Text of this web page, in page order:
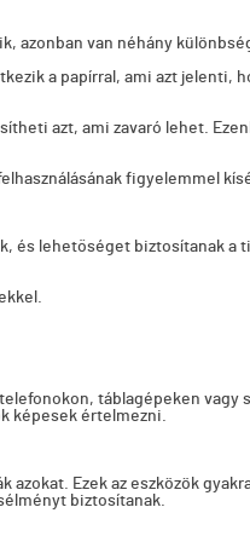
azonban van néhány
a papírral, ami azt jelenti,
azt, ami zavaró lehet.
figyelemmel
és lehetőséget biztosítanak a
táblagépeken vagy
képesek értelmezni.
Ezek az eszközök
biztosítanak.